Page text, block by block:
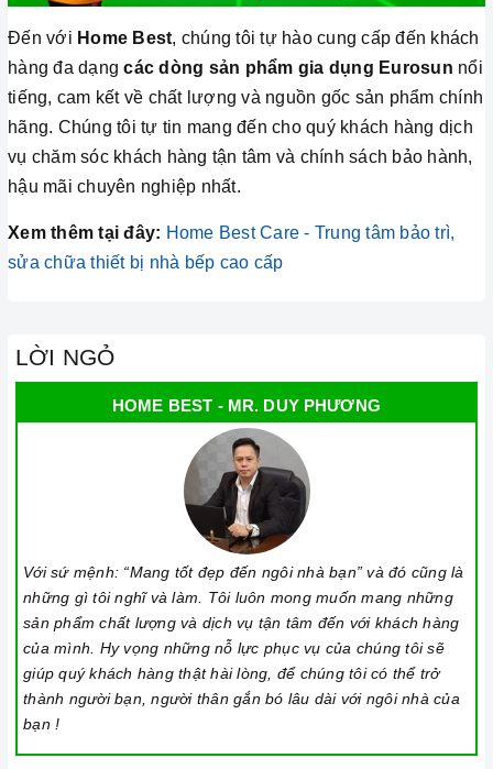
Đến với Home Best, chúng tôi tự hào cung cấp đến khách
hàng đa dạngcác dòng sản phẩm gia dụng Eurosun nổi
tiếng, cam kết về chất lượng và nguồn gốc sản phẩm chính
hãng. Chúng tôi tự tin mang đến cho quý khách hàng dịch
vụ chăm sóc khách hàng tận tâm và chính sách bảo hành,
hậu mãi chuyên nghiệp nhất.
Xem thêm tại đây: Home Best Care - Trung tâm bảo trì,
sửa chữa thiết bị nhà bếp cao cấp
LỜI NGỎ
HOME BEST - MR. DUY PHƯƠNG
Với sứ mệnh: “Mang tốt đẹp đến ngôi nhà bạn” và đó cũng là
những gì tôi nghĩ và làm. Tôi luôn mong muốn mang những
sản phẩm chất lượng và dịch vụ tận tâm đến với khách hàng
của mình. Hy vọng những nỗ lực phục vụ của chúng tôi sẽ
giúp quý khách hàng thật hài lòng, để chúng tôi có thể trở
thành người bạn, người thân gắn bó lâu dài với ngôi nhà của
bạn !